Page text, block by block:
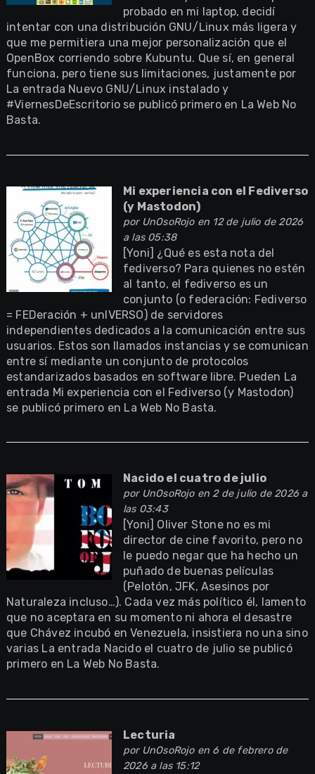
probado en mi laptop, decidí
intentar con una distribución GNU/Linux más ligera y
que me permitiera una mejor personalización que el
OpenBox corriendo sobre Kubuntu. Que sí, en general
funciona, pero tiene sus limitaciones, justamente por
La entrada Nuevo GNU/Linux instalado y
#ViernesDeEscritorio se publicó primero en La Web No
Basta.
Mi experiencia con el Fediverso
(y Mastodon)
por UnOsoRojoen 12 de julio de 2026
a las 05:38
[Yoni] ¿Qué es esta nota del
fediverso? Para quienes no estén
al tanto, el fediverso es un
conjunto (o federación: Fediverso
= FEDeración + unIVERSO) de servidores
independientes dedicados a la comunicación entre sus
usuarios. Estos son llamados instancias y se comunican
entre sí mediante un conjunto de protocolos
estandarizados basados en software libre. Pueden La
entrada Mi experiencia con el Fediverso (y Mastodon)
se publicó primero en La Web No Basta.
Nacido el cuatro de julio
por UnOsoRojoen 2 de julio de 2026 a
las 03:43
[Yoni] Oliver Stone no es mi
director de cine favorito, pero no
le puedo negar que ha hecho un
puñado de buenas películas
(Pelotón, JFK, Asesinos por
Naturaleza incluso…). Cada vez más político él, lamento
que no aceptara en su momento ni ahora el desastre
que Chávez incubó en Venezuela, insistiera no una sino
varias La entrada Nacido el cuatro de julio se publicó
primero en La Web No Basta.
Lecturia
por UnOsoRojoen 6 de febrero de
2026 a las 15:12